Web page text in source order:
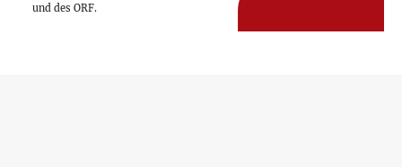
und des ORF.